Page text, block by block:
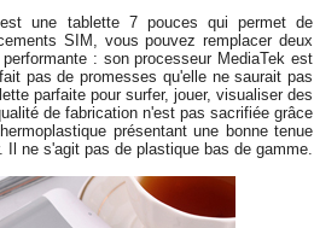
une tablette 7 pouces qui permet de
SIM, vous pouvez remplacer deux
: son processeur MediaTek est
pas de promesses qu'elle ne saurait pas
parfaite pour surfer, jouer, visualiser des
de fabrication n'est pas sacrifiée grâce
présentant une bonne tenue
ne s'agit pas de plastique bas de gamme.